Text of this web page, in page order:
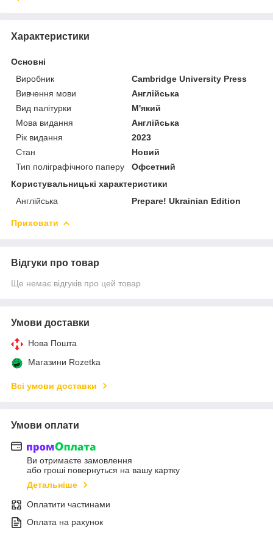
Характеристики
Основні
Виробник
Cambridge University Press
Вивчення мови
Англійська
Вид палітурки
М'який
Мова видання
Англійська
Рік видання
2023
Стан
Новий
Тип поліграфічного паперу
Офсетний
Користувальницькі характеристики
Англійська
Prepare! Ukrainian Edition
Приховати
Відгуки про товар
Ще немає відгуків про цей товар
Умови доставки
Нова Пошта
Магазини Rozetka
Всі умови доставки
Умови оплати
Ви отримаєте замовлення
або гроші повернуться на вашу картку
Детальніше
Оплатити частинами
Оплата на рахунок